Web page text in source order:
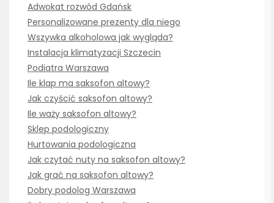
Adwokat rozwód Gdańsk
Personalizowane prezenty dla niego
Wszywka alkoholowa jak wygląda?
Instalacja klimatyzacji Szczecin
Podiatra Warszawa
Ile klap ma saksofon altowy?
Jak czyścić saksofon altowy?
Ile waży saksofon altowy?
Sklep podologiczny
Hurtowania podologiczna
Jak czytać nuty na saksofon altowy?
Jak grać na saksofon altowy?
Dobry podolog Warszawa